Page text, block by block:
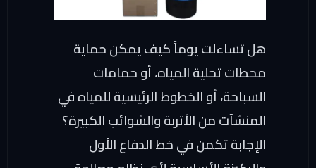
هل تساءلت يوماً كيف يمكن حماية
محطات تحلية المياه، أو حمامات
السباحة، أو الخطوط الرئيسية للمياه في
المنشآت من الأتربة والشوائب الكبيرة؟
الإجابة تكمن في خط الدفاع الأول